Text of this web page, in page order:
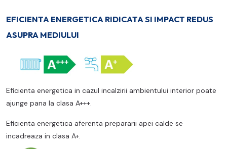
EFICIENTA ENERGETICA RIDICATA SI IMPACT REDUS
ASUPRA MEDIULUI
Eficienta energetica in cazul incalzirii ambientului interior poate
ajunge pana la clasa A+++.
Eficienta energetica aferenta prepararii apei calde se
incadreaza in clasa A+.